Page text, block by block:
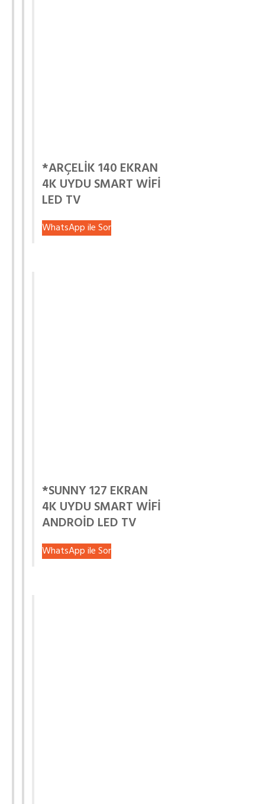
*ARÇELİK 140 EKRAN
4K UYDU SMART WİFİ
LED TV
WhatsApp ile Sor
*SUNNY 127 EKRAN
4K UYDU SMART WİFİ
ANDROİD LED TV
WhatsApp ile Sor